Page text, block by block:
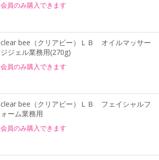
会員のみ購入できます
clear bee（クリアビー）ＬＢ オイルマッサー
ジジェル業務用(270g)
会員のみ購入できます
clear bee（クリアビー）ＬＢ フェイシャルフ
ォーム業務用
会員のみ購入できます